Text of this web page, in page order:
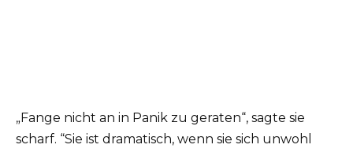
„Fange nicht an in Panik zu geraten“, sagte sie
scharf. “Sie ist dramatisch, wenn sie sich unwohl